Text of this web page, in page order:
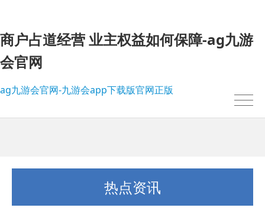
商户占道经营 业主权益如何保障-ag九游
会官网
ag九游会官网-九游会app下载版官网正版
热点资讯